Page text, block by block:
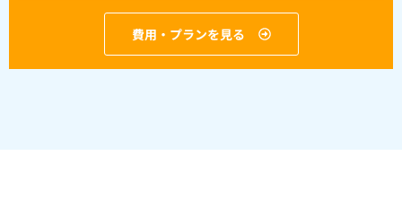
費用・プランを見る